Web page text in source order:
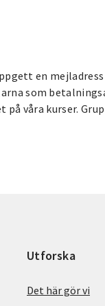
en
som
våra kurser.
Utforska
Det här gör vi